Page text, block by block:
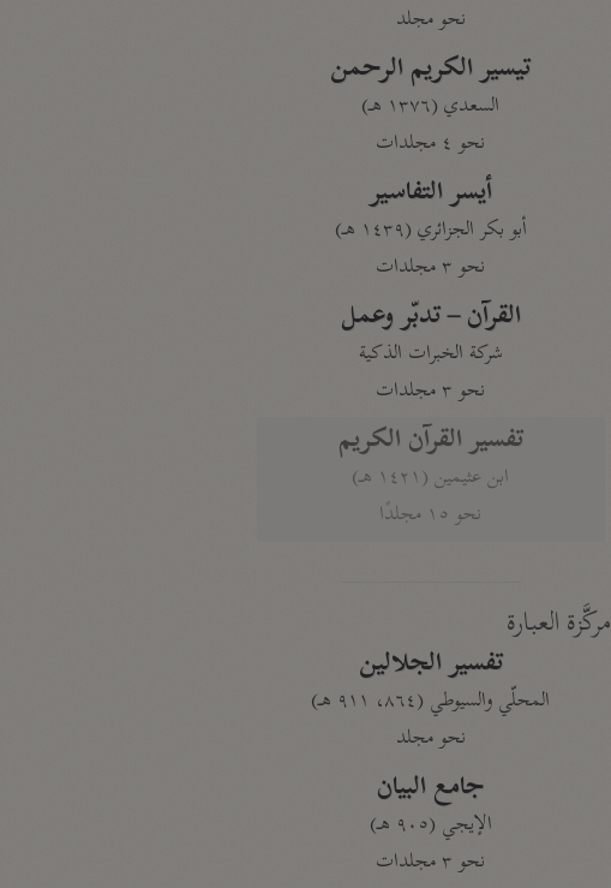
نحو مجلد
تيسير الكريم الرحمن
السعدي (١٣٧٦ هـ)
نحو ٤ مجلدات
أيسر التفاسير
أبو بكر الجزائري (١٤٣٩ هـ)
نحو ٣ مجلدات
القرآن – تدبّر وعمل
شركة الخبرات الذكية
نحو ٣ مجلدات
تفسير القرآن الكريم
ابن عثيمين (١٤٢١ هـ)
نحو ١٥ مجلدًا
مركَّزة العبارة
تفسير الجلالين
المحلّي والسيوطي (٨٦٤، ٩١١ هـ)
نحو مجلد
جامع البيان
الإيجي (٩٠٥ هـ)
نحو ٣ مجلدات